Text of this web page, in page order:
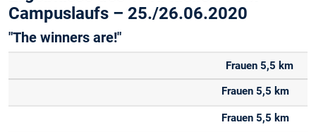
Campuslaufs – 25./26.06.2020
"The winners are!"
Frauen 5,5 km